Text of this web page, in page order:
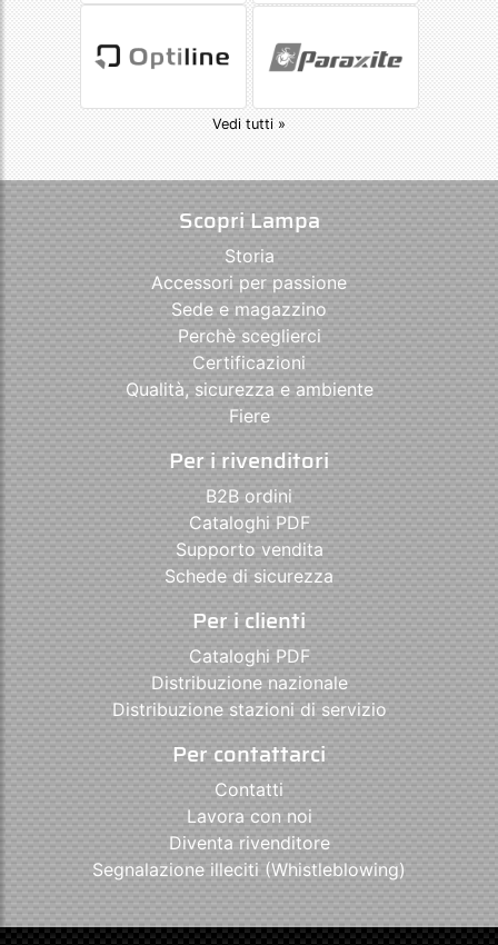
Vedi tutti »
Scopri Lampa
Storia
Accessori per passione
Sede e magazzino
Perchè sceglierci
Certificazioni
Qualità, sicurezza e ambiente
Fiere
Per i rivenditori
B2B ordini
Cataloghi PDF
Supporto vendita
Schede di sicurezza
Per i clienti
Cataloghi PDF
Distribuzione nazionale
Distribuzione stazioni di servizio
Per contattarci
Contatti
Lavora con noi
Diventa rivenditore
Segnalazione illeciti (Whistleblowing)